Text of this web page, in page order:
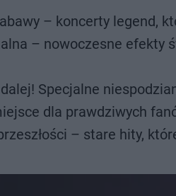
– koncerty legend,
– nowoczesne efekty
Specjalne
dla prawdziwych
– stare hity,